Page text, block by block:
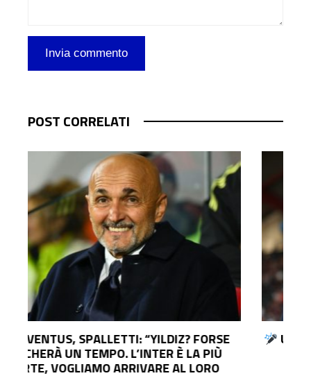
POST CORRELATI
UDINESE, IL DG COLLAVINO: “KRISTENSEN?
LO CEDEREMO SOLO PER UN’OFFERTA
IRRINUNCIABILE. SUL MERCATO…”